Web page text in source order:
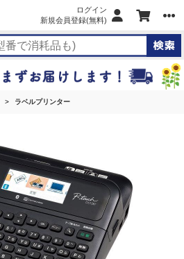
ログイン
新規会員登録(無料)
ラベルプリンター